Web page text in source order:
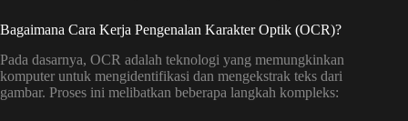
Bagaimana Cara Kerja Pengenalan Karakter Optik (OCR)?
Pada dasarnya, OCR adalah teknologi yang memungkinkan
komputer untuk mengidentifikasi dan mengekstrak teks dari
gambar. Proses ini melibatkan beberapa langkah kompleks: